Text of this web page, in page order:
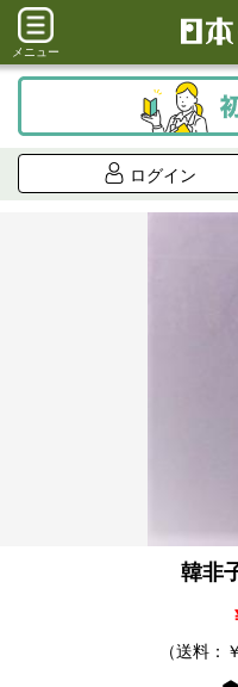
メニュー
ログイン
韓非
（送料：